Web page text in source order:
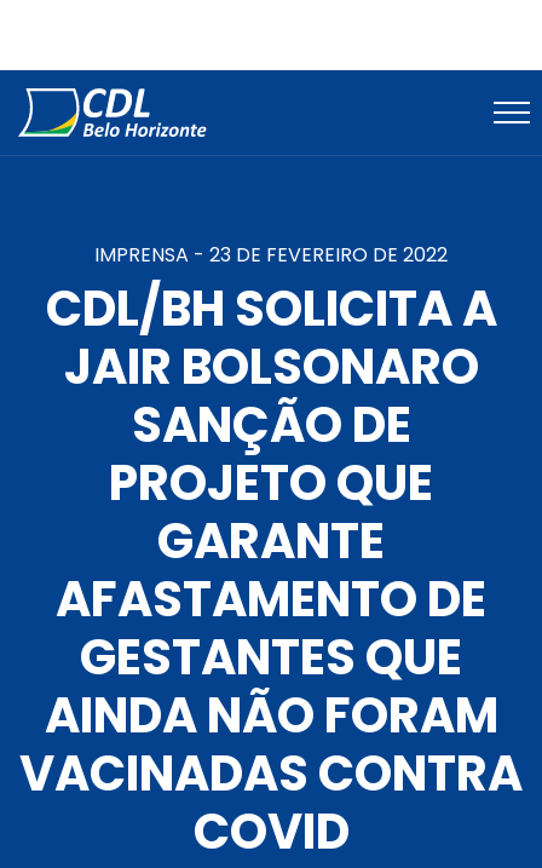
IMPRENSA - 23 DE FEVEREIRO DE 2022
CDL/BH SOLICITA A
JAIR BOLSONARO
SANÇÃO DE
PROJETO QUE
GARANTE
AFASTAMENTO DE
GESTANTES QUE
AINDA NÃO FORAM
VACINADAS CONTRA
COVID